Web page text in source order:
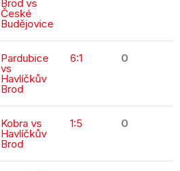
Brod vs
České
Budějovice
Pardubice
vs
Havlíčkův
Brod
6:1 0
Kobra vs
Havlíčkův
Brod
1:5 0